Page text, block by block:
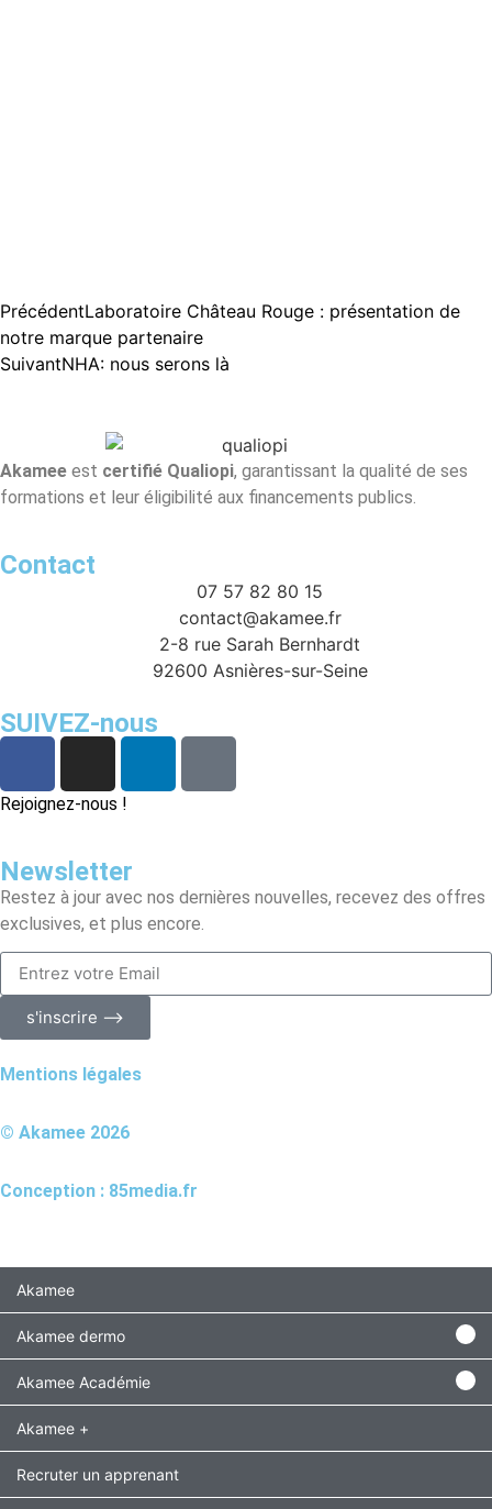
PrécédentLaboratoire Château Rouge : présentation de
notre marque partenaire
SuivantNHA: nous serons là
Akamee est certifié Qualiopi, garantissant la qualité de ses
formations et leur éligibilité aux financements publics.
Contact
07 57 82 80 15
contact@akamee.fr
2-8 rue Sarah Bernhardt
92600 Asnières-sur-Seine
SUIVEZ-nous
Rejoignez-nous !
Newsletter
Restez à jour avec nos dernières nouvelles, recevez des offres
exclusives, et plus encore.
s'inscrire ⟶
Mentions légales
© Akamee 2026
Conception : 85media.fr
Akamee
Akamee dermo
Akamee Académie
Akamee +
Recruter un apprenant